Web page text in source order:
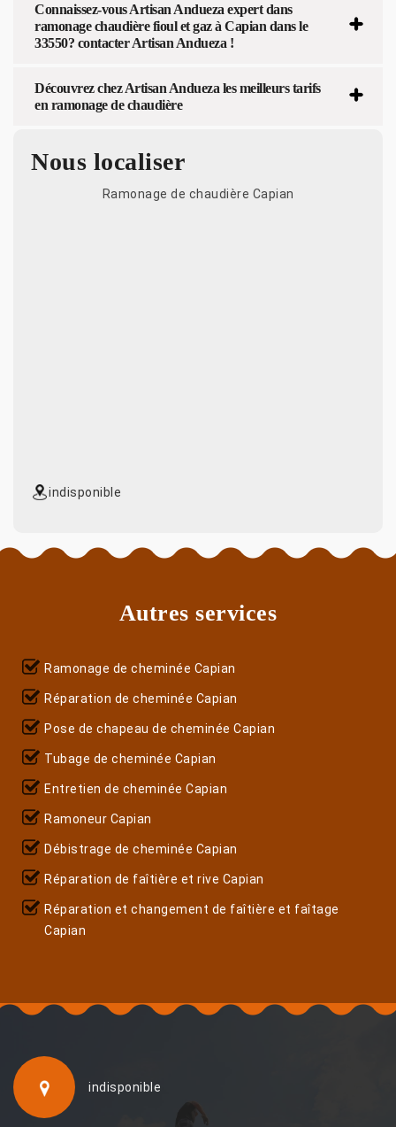
Connaissez-vous Artisan Andueza expert dans
ramonage chaudière fioul et gaz à Capian dans le
33550? contacter Artisan Andueza !
Découvrez chez Artisan Andueza les meilleurs tarifs
en ramonage de chaudière
Nous localiser
Ramonage de chaudière Capian
indisponible
Autres services
Ramonage de cheminée Capian
Réparation de cheminée Capian
Pose de chapeau de cheminée Capian
Tubage de cheminée Capian
Entretien de cheminée Capian
Ramoneur Capian
Débistrage de cheminée Capian
Réparation de faîtière et rive Capian
Réparation et changement de faîtière et faîtage
Capian
indisponible